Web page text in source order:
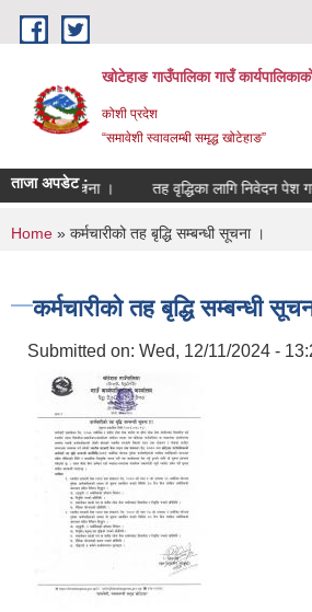
Skip to main content
खोटेहाङ गाउँपालिका गाउँ
कोशी प्रदेश
“समावेशी स्वावलम्बी समृद्ध खोटेहाङ”
ताजा अपडेट :
सूचना । तह वृद्धिका लागि निवेदन पेश गर्ने
You are here
Home » कर्मचारीको तह बृद्धि सम्बन्धी सूचना ।
कर्मचारीको तह बृद्धि सम्बन्धी
Submitted on: Wed, 12/11/2024 -